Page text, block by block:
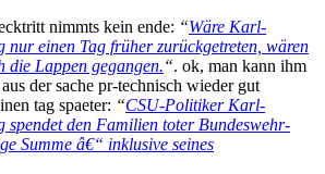
nimmts kein ende: “Wäre Karl-
nur einen Tag früher zurückgetreten, wären
die Lappen gegangen.“. ok, man kann ihm
der sache pr-technisch wieder gut
tag spaeter: “CSU-Politiker Karl-
spendet den Familien toter Bundeswehr-
Summe â€“ inklusive seines